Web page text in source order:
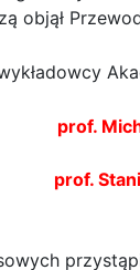
objął
prof.
prof.